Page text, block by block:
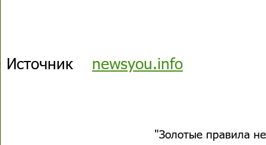
Источник newsyou.info
"Золотые правила